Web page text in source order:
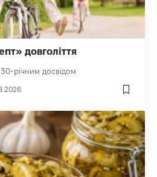
довголіття
річним досвідом